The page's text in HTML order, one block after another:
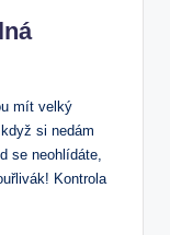
mít velký
si nedám
se neohlídáte,
Kontrola